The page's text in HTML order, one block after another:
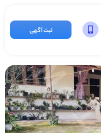
ثبت آگهی